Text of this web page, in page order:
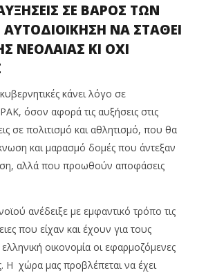
ΣΕ ΒΑΡΟΣ ΤΩΝ
ΝΑ ΣΤΑΘΕΙ
ΝΕΟΛΑΙΑΣ ΚΙ ΟΧΙ
κάνει λόγο σε
όσον αφορά τις αυξήσεις στις
σε πολιτισμό και αθλητισμό, που θα
και μαρασμό δομές που άντεξαν
αλλά που προωθούν αποφάσεις
ανέδειξε με εμφαντικό τρόπο τις
που είχαν και έχουν για τους
οικονομία οι εφαρμοζόμενες
Η χώρα μας προβλέπεται να έχει